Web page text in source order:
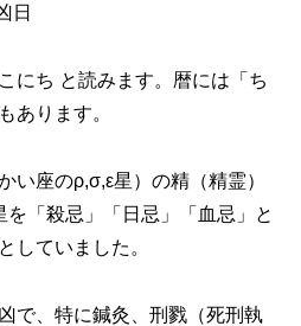
日
にち と読みます。暦には「ち
あります。
い座のρ,σ,ε星）の精（精霊）
「殺忌」「日忌」「血忌」と
していました。
で、特に鍼灸、刑戮（死刑執